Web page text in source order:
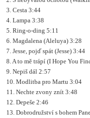
3. Cesta 3:44
4. Lampa 3:38
5. Ring-o-ding 5:11
6. Magdalena (Aleluya) 3:28
7. Jesse, pojď spát (Jesse) 3:44
8. A to mě trápí (I Hope You
9. Nepiš dál 2:57
10. Modlitba pro Martu 3:04
11. Nechte zvony znít 3:48
12. Depeše 2:46
13. Dobrodružství s bohem